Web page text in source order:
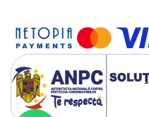
TRICOURI CU MESAJE
TRICOURI CU PROFESII
TRICOURI CUPLURI/TINERI
CASATORITI
TRICOURI DAMA